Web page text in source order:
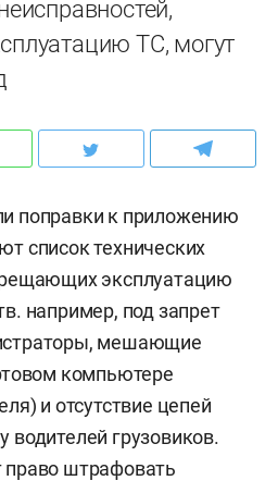
ТС, могут
поправки к приложению
список технических
эксплуатацию
например, под запрет
мешающие
компьютере
и отсутствие цепей
водителей грузовиков.
право штрафовать